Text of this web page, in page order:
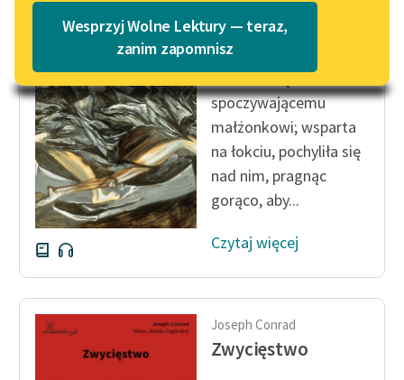
Lektury szkolne i klasyka
literatury do słuchania dla
uczennic i uczniów z
niepełnosprawnościami
E-kolekcja lektur
szkolnych i literatury do
słuchania dla uczennic i
uczniów z
niepełnosprawnościami
Feministyczne inspiracje.
skandynawskiej literatury
feministycznej
Katalog w formacie PDF
Wesprzyj Wolne Lektury — teraz,
zanim zapomnisz
Tajny agent
Obróciła się ku
spoczywającemu
małżonkowi; wsparta
na łokciu, pochyliła się
nad nim, pragnąc
gorąco, aby...
Czytaj więcej
Joseph Conrad
Zwycięstwo